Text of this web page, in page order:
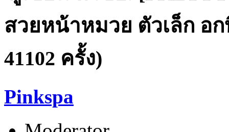
สวยหน้าหมวย ตัวเล็ก อ
41102 ครั้ง)
Pinkspa